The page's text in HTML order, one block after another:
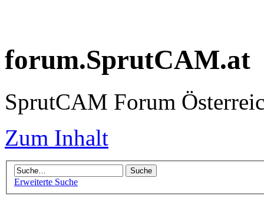
forum.SprutCAM.at
SprutCAM Forum
Zum Inhalt
Erweiterte Suche